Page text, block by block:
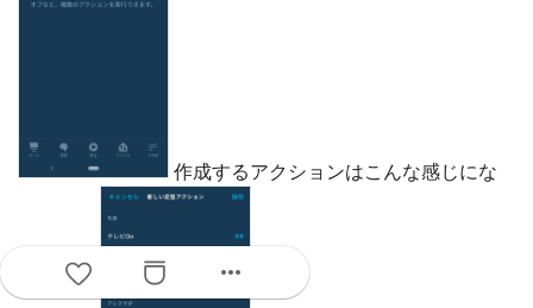
作成するアクションはこんな感じにな
more_horiz